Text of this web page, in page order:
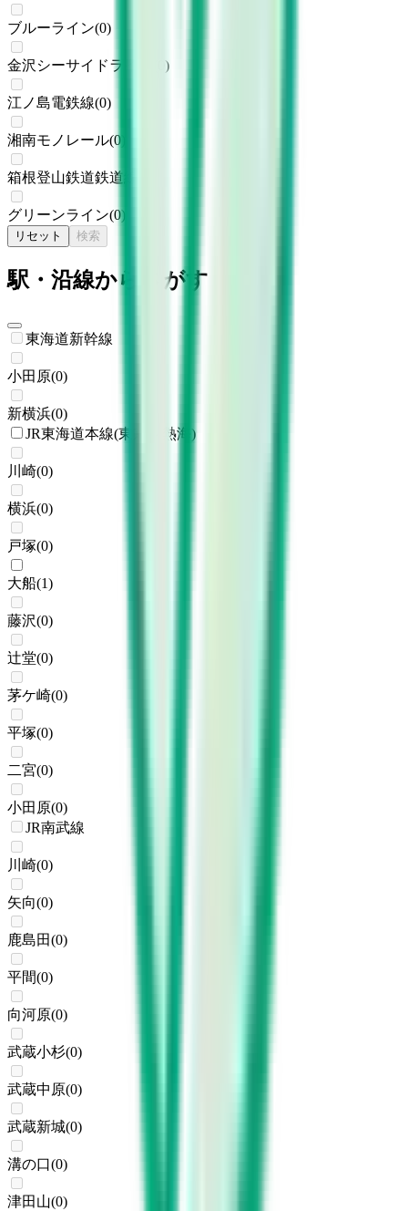
ブルーライン(0)
金沢シーサイドライン )
江ノ島電鉄線(0)
湘南モノレール(0
箱根登山鉄道鉄道線
グリーンライン(0)
リセット 検索
駅・沿線からさがす
東海道新幹線
小田原(0)
新横浜(0)
JR東海道本線(東京～熱海)
川崎(0)
横浜(0)
戸塚(0)
大船(1)
藤沢(0)
辻堂(0)
茅ケ崎(0)
平塚(0)
二宮(0)
小田原(0)
JR南武線
川崎(0)
矢向(0)
鹿島田(0)
平間(0)
向河原(0)
武蔵小杉(0)
武蔵中原(0)
武蔵新城(0)
溝の口(0)
津田山(0)